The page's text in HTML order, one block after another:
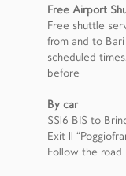
Free Airport
Free shuttle
from and to
scheduled
before
By car
SS16 BIS to
Exit 11
Follow the road